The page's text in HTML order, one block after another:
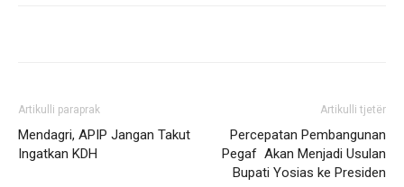
Artikulli paraprak
Mendagri, APIP Jangan Takut
Ingatkan KDH
Artikulli tjetër
Percepatan Pembangunan
Pegaf Akan Menjadi Usulan
Bupati Yosias ke Presiden